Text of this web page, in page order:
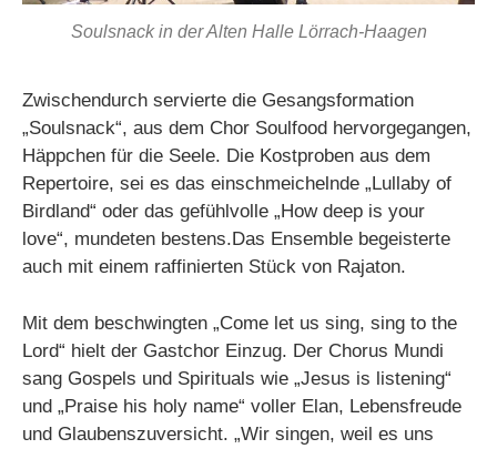
Soulsnack in der Alten Halle Lörrach-Haagen
Zwischendurch servierte die Gesangsformation
„Soulsnack“, aus dem Chor Soulfood hervorgegangen,
Häppchen für die Seele. Die Kostproben aus dem
Repertoire, sei es das einschmeichelnde „Lullaby of
Birdland“ oder das gefühlvolle „How deep is your
love“, mundeten bestens.Das Ensemble begeisterte
auch mit einem raffinierten Stück von Rajaton.
Mit dem beschwingten „Come let us sing, sing to the
Lord“ hielt der Gastchor Einzug. Der Chorus Mundi
sang Gospels und Spirituals wie „Jesus is listening“
und „Praise his holy name“ voller Elan, Lebensfreude
und Glaubenszuversicht. „Wir singen, weil es uns